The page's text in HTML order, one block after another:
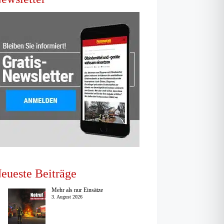
Beiträge
Mehr als nur Einsätze
3. August 2026